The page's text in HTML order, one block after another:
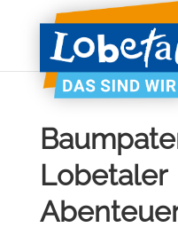
Lobetaler